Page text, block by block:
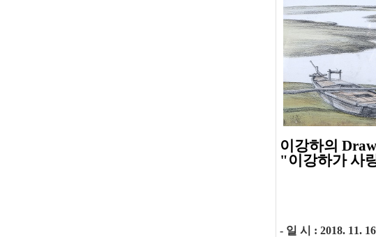
이강하의
"이강하가 사
- 일 시 : 2018. 11.